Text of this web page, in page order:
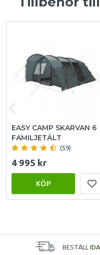
EASY CAMP SKARVAN 6
FAMILJETÄLT
(59)
4 995 kr
KÖP
BESTÄLL